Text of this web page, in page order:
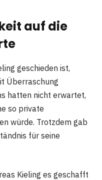
auf die
geschieden ist,
Überraschung
hatten nicht erwartet,
so private
würde. Trotzdem gab
für seine
Kieling es geschafft